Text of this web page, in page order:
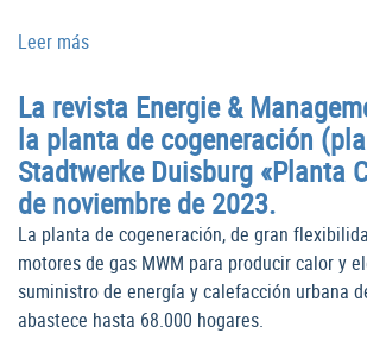
Leer más
La revista Energie &
la planta de cogeneración
Stadtwerke Duisburg «Planta
de noviembre de 2023.
La planta de cogeneración, de gran
motores de gas MWM para producir calor y
suministro de energía y calefacción urbana
abastece hasta 68.000 hogares.